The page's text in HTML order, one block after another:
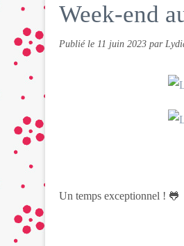
Week-end
Publié le 11 juin 2023 par
Un temps exceptionnel ! 🐸